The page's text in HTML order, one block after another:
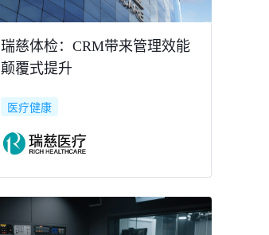
瑞慈体检：CRM带来管理效能
颠覆式提升
医疗健康